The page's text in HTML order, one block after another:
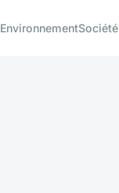
EnvironnementSociété